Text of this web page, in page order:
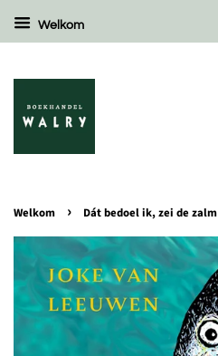
Welkom
Welkom › Dát bedoel ik, zei de zalm